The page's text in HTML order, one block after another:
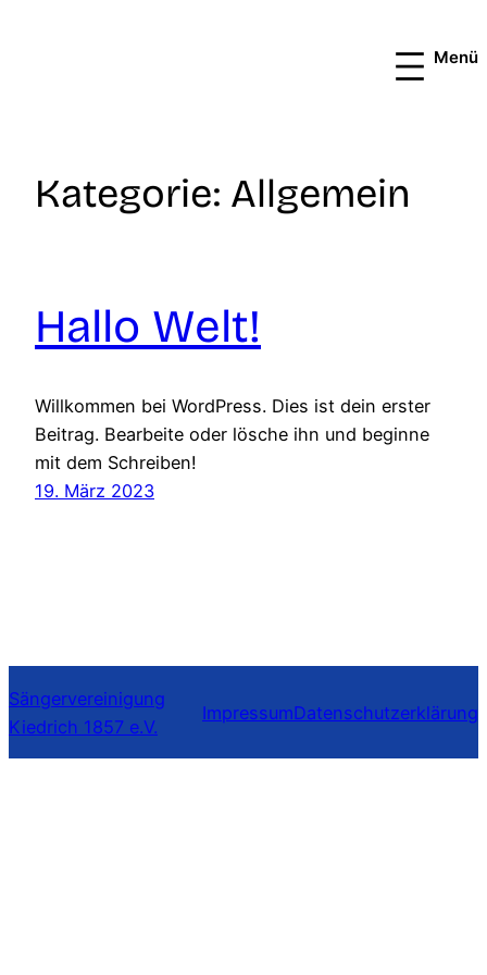
Kategorie: Allgemein
Hallo Welt!
Willkommen bei WordPress. Dies ist dein erster
Beitrag. Bearbeite oder lösche ihn und beginne
mit dem Schreiben!
19. März 2023
Sängervereinigung
Kiedrich 1857 e.V.
ImpressumDatenschutzerklärung